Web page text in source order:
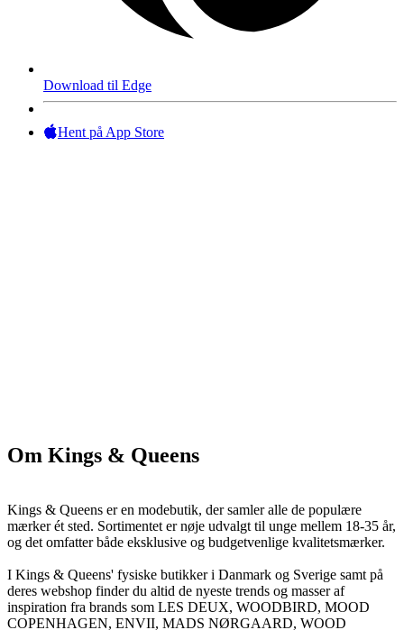
Download til Edge
Hent på App Store
Om Kings & Queens
Kings & Queens er en modebutik, der samler alle de populære
mærker ét sted. Sortimentet er nøje udvalgt til unge mellem 18-35 år,
og det omfatter både eksklusive og budgetvenlige kvalitetsmærker.
I Kings & Queens' fysiske butikker i Danmark og Sverige samt på
deres webshop finder du altid de nyeste trends og masser af
inspiration fra brands som LES DEUX, WOODBIRD, MOOD
COPENHAGEN, ENVII, MADS NØRGAARD, WOOD